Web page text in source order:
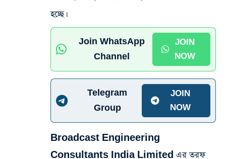
হচ্ছে।
Join WhatsApp
Channel
JOIN
NOW
Telegram
Group
JOIN
NOW
Broadcast Engineering
Consultants India Limited এর তরফ